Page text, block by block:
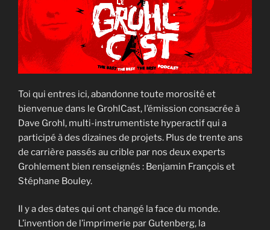
Toi qui entres ici, abandonne toute morosité et
bienvenue dans le GrohlCast, l’émission consacrée à
Dave Grohl, multi-instrumentiste hyperactif qui a
participé à des dizaines de projets. Plus de trente ans
de carrière passés au crible par nos deux experts
Grohlement bien renseignés : Benjamin François et
Stéphane Bouley.
Il y a des dates qui ont changé la face du monde.
L’invention de l’imprimerie par Gutenberg, la